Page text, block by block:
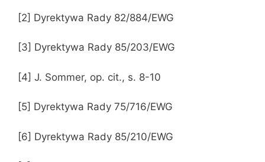
[2] Dyrektywa Rady 82/884/EWG
[3] Dyrektywa Rady 85/203/EWG
[4] J. Sommer, op. cit., s. 8-10
[5] Dyrektywa Rady 75/716/EWG
[6] Dyrektywa Rady 85/210/EWG